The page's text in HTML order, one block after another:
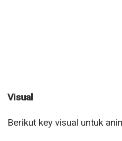
Visual
Berikut key visual untuk